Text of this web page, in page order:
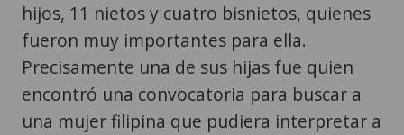
hijos, 11 nietos y cuatro bisnietos, quienes
fueron muy importantes para ella.
Precisamente una de sus hijas fue quien
encontró una convocatoria para buscar a
una mujer filipina que pudiera interpretar a